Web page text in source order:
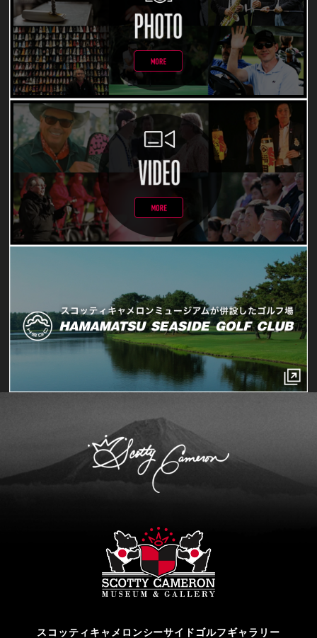
スコッティキャメロンシーサイドゴルフギャラリー